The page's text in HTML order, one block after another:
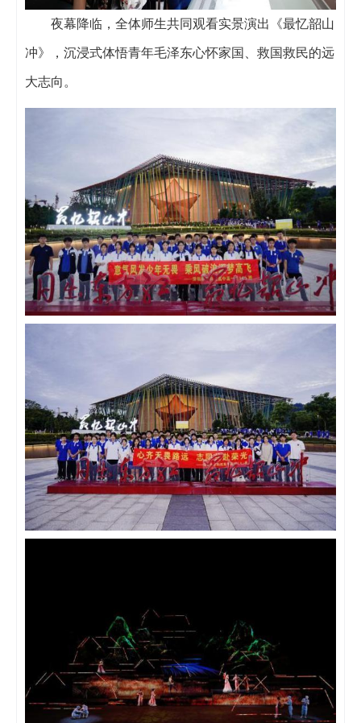
夜幕降临，全体师生共同观看实景演出《最忆韶山
冲》，沉浸式体悟青年毛泽东心怀家国、救国救民的远
大志向。